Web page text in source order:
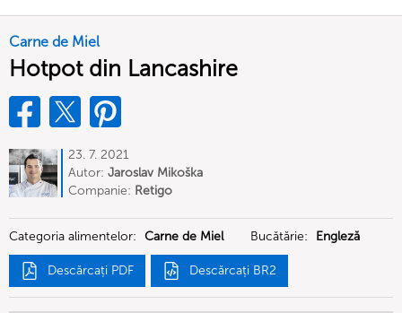
Carne de Miel
Hotpot din Lancashire
23. 7. 2021
Autor: Jaroslav Mikoška
Companie: Retigo
Categoria alimentelor: Carne de Miel Bucătărie: Engleză
Descărcați PDF Descărcați BR2